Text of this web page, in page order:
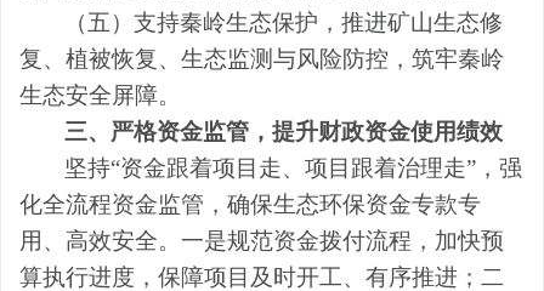
（五）支持秦岭生态保护，推进矿山生态修
复、植被恢复、生态监测与风险防控，筑牢秦岭
生态安全屏障。
三、严格资金监管，提升财政资金使用绩效
坚持“资金跟着项目走、项目跟着治理走”，强
化全流程资金监管，确保生态环保资金专款专
用、高效安全。一是规范资金拨付流程，加快预
算执行进度，保障项目及时开工、有序推进；二